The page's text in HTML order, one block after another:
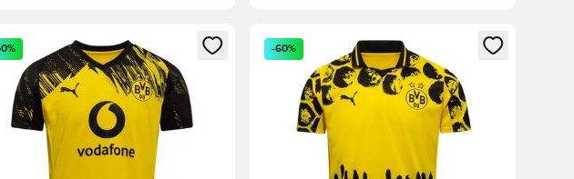
som medlem
en Modal for å logge inn eller registrere deg som medlemÅpner en Modal for å logge inn eller registrere
-60%